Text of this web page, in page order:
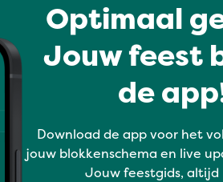
Optimaal
Jouw feest
de
Download de app voor het
jouw blokkenschema en live
Jouw feestgids, altijd
Organisatie
Onze ambitie
Facts & figures